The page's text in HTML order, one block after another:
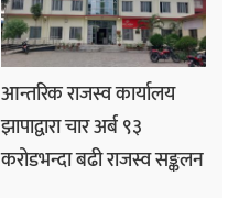
आन्तरिक राजस्व कार्यालय
झापाद्वारा चार अर्ब ९३
करोडभन्दा बढी राजस्व सङ्कलन